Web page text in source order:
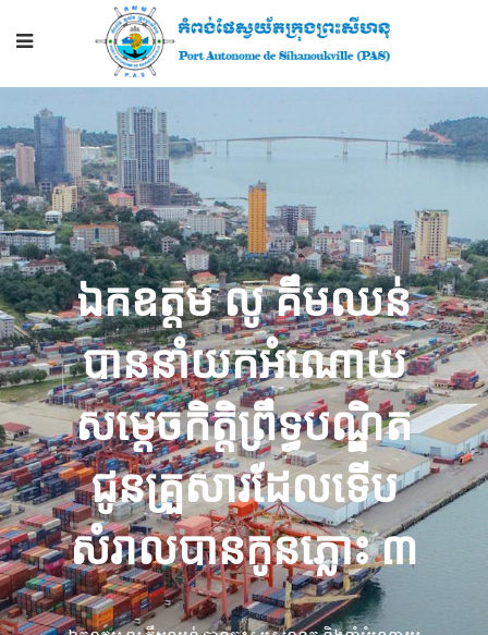
ឯកឧត្តម លូ គឹមឈន់
បាន​​នាំ​​យក​អំណោយ​
សម្តេច​កិត្តិ​ព្រឹទ្ធ​បណ្ឌិត
ជូន​គ្រួសារ​ដែល​ទើប
សំរាល​បាន​កូនភ្លោះ ៣